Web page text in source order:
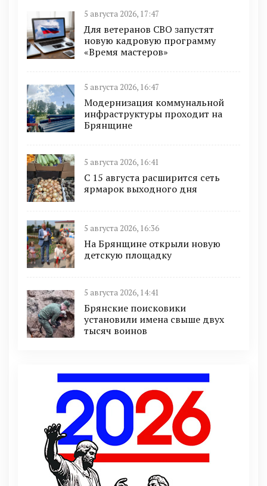
5 августа 2026, 17:47
Для ветеранов СВО запустят
новую кадровую программу
«Время мастеров»
5 августа 2026, 16:47
Модернизация коммунальной
инфраструктуры проходит на
Брянщине
5 августа 2026, 16:41
С 15 августа расширится сеть
ярмарок выходного дня
5 августа 2026, 16:36
На Брянщине открыли новую
детскую площадку
5 августа 2026, 14:41
Брянские поисковики
установили имена свыше двух
тысяч воинов